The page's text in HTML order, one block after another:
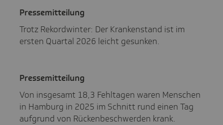
Pres­se­mit­tei­lung
Trotz Rekordwinter: Der Krankenstand ist im
ersten Quartal 2026 leicht gesunken.
Pres­se­mit­tei­lung
Von insgesamt 18,3 Fehltagen waren Menschen
in Hamburg in 2025 im Schnitt rund einen Tag
aufgrund von Rückenbeschwerden krank.